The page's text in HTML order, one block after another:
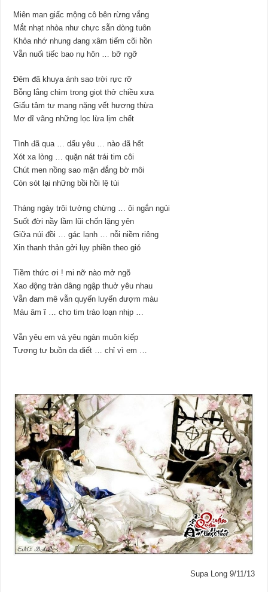
Miên man giấc mộng cô bên rừng vắng
Mắt nhạt nhòa như chực sẵn dòng tuôn
Khỏa nhớ nhung đang xâm tiếm cõi hồn
Vẫn nuối tiếc bao nụ hôn … bỡ ngỡ
Đêm đã khuya ánh sao trời rực rỡ
Bỗng lắng chìm trong giọt thở chiều xưa
Giấu tâm tư mang nặng vết hương thừa
Mơ dĩ vãng những lọc lừa lịm chết
Tình đã qua … dấu yêu … nào đã hết
Xót xa lòng … quặn nát trái tim côi
Chút men nồng sao mặn đắng bờ môi
Còn sót lại những bồi hồi lệ tủi
Tháng ngày trôi tưởng chừng … ôi ngắn ngủi
Suốt đời nầy lầm lũi chốn lặng yên
Giữa núi đồi … gác lạnh … nỗi niềm riêng
Xin thanh thản gởi lụy phiền theo gió
Tiềm thức ơi ! mi nỡ nào mở ngõ
Xao động tràn dâng ngập thuở yêu nhau
Vẫn đam mê vẫn quyến luyến đượm màu
Máu âm ĩ … cho tim trào loạn nhịp …
Vẫn yêu em và yêu ngàn muôn kiếp
Tương tư buồn da diết … chỉ vì em …
Supa Long 9/11/13